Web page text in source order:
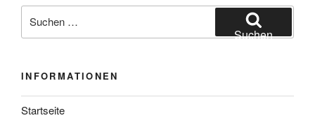
nach:
Suchen
INFORMATIONEN
Startseite